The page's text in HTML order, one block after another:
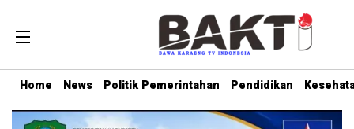
Home News Politik Pemerintahan Pendidikan